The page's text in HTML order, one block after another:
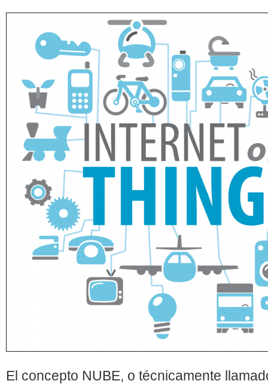
El concepto NUBE, o técnicamente